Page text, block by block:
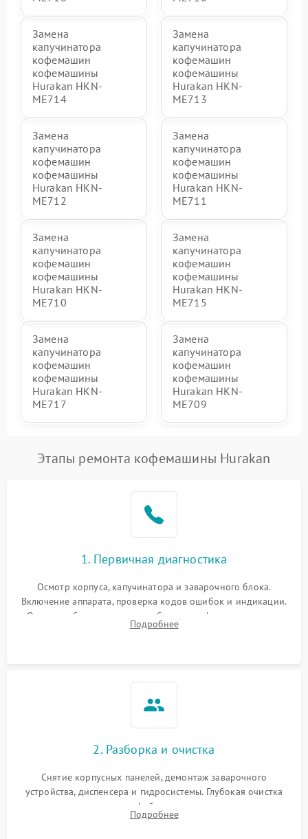
Замена
капучинатора
кофемашин
кофемашины
Hurakan HKN-
ME714
Замена
капучинатора
кофемашин
кофемашины
Hurakan HKN-
ME713
Замена
капучинатора
кофемашин
кофемашины
Hurakan HKN-
ME712
Замена
капучинатора
кофемашин
кофемашины
Hurakan HKN-
ME711
Замена
капучинатора
кофемашин
кофемашины
Hurakan HKN-
ME710
Замена
капучинатора
кофемашин
кофемашины
Hurakan HKN-
ME715
Замена
капучинатора
кофемашин
кофемашины
Hurakan HKN-
ME717
Замена
капучинатора
кофемашин
кофемашины
Hurakan HKN-
ME709
Этапы ремонта кофемашины Hurakan
1. Первичная диагностика
Осмотр корпуса, капучинатора и заварочного блока.
Включение аппарата, проверка кодов ошибок и индикации.
Оценка работы помпы, термоблока и кофемолки на слух.
Измерение температуры и давления воды для выявления
Подробнее
2. Разборка и очистка
Снятие корпусных панелей, демонтаж заварочного
устройства, диспенсера и гидросистемы. Глубокая очистка
внутренних узлов от кофейных масел, жмыха и накипи.
Промывка дренажных каналов и фильтров с использованием
Подробнее